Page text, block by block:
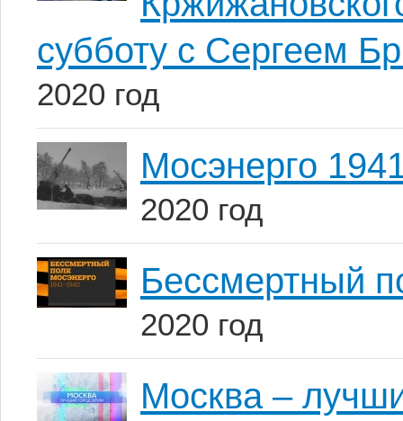
субботу с Сергеем
2020 год
Мосэнерго
2020 год
Бессмертный
2020 год
Москва –